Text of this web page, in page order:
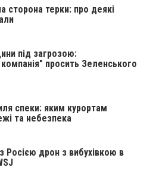
сторона терки: про деякі
під загрозою:
просить Зеленського
спеки: яким курортам
та небезпека
Росією дрон з вибухівкою в